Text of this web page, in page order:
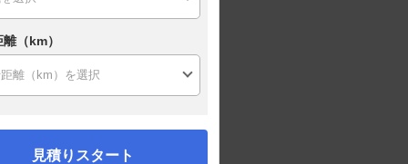
（km）
見積りスタート